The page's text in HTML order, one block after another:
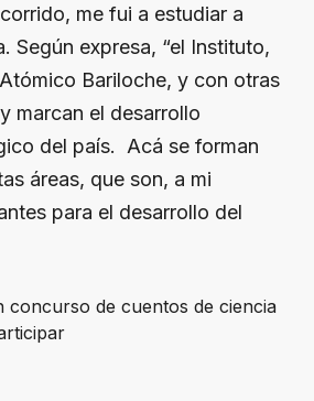
me fui a estudiar a
Según expresa, “el Instituto,
Bariloche, y con otras
marcan el desarrollo
del país. Acá se forman
áreas, que son, a mi
para el desarrollo del